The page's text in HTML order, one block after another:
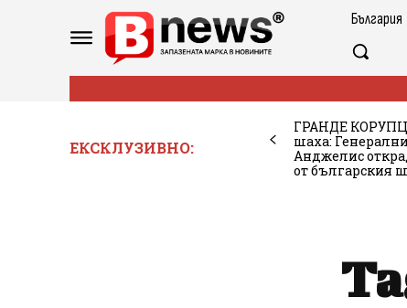
България
ЕКСКЛУЗИВНО:
ГРАНДЕ
шаха:
Анджелис
от българския